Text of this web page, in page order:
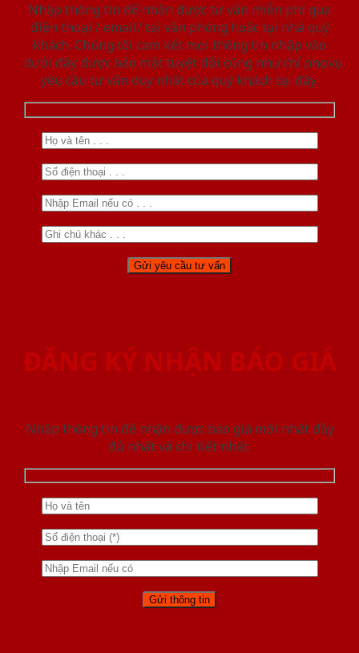
Nhập thông tin để nhận được tư vấn miễn phí qua
điện thoại / email/ tại văn phòng hoặc tại nhà quý
khách. Chúng tôi cam kết mọi thông tin nhập vào
dưới đây được bảo mật tuyệt đối cũng như chỉ phục vụ
yêu cầu tư vấn duy nhất của quý khách tại đây.
ĐĂNG KÝ NHẬN BÁO GIÁ
Nhập thông tin để nhận được báo giá mới nhât đầy
đủ nhất và chi tiết nhất.